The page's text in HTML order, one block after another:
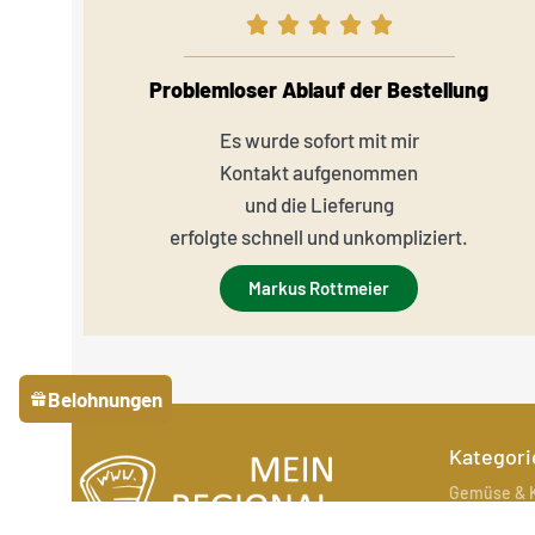
Problemloser Ablauf der Bestellung
Es wurde sofort mit mir
Kontakt aufgenommen
und die Lieferung
erfolgte schnell und unkompliziert.
Markus Rottmeier
Gemüse &
Belohnungen